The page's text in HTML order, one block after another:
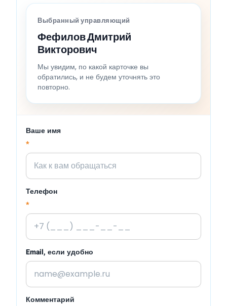
Выбранный управляющий
Фефилов Дмитрий
Викторович
Мы увидим, по какой карточке вы
обратились, и не будем уточнять это
повторно.
Ваше имя
*
Телефон
*
Email, если удобно
Комментарий